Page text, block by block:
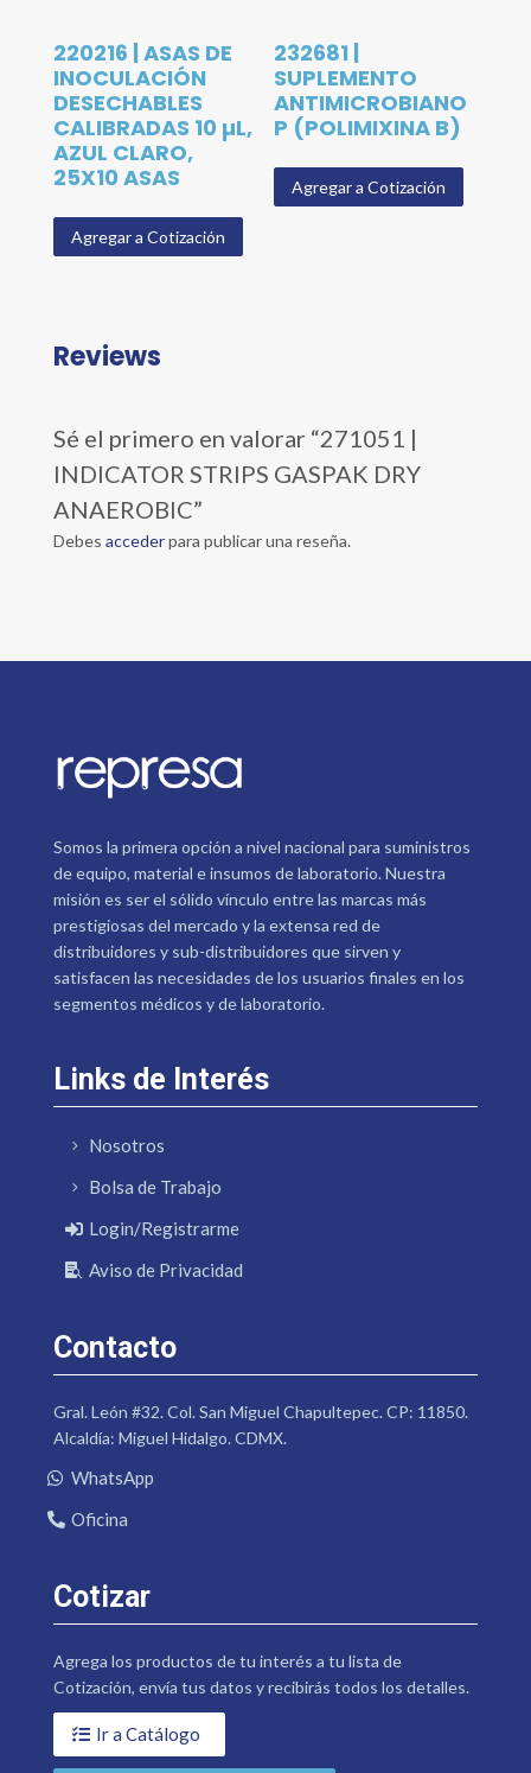
220216 | ASAS DE
INOCULACIÓN
DESECHABLES
CALIBRADAS 10 µL,
AZUL CLARO,
25X10 ASAS
Agregar a Cotización
232681 |
SUPLEMENTO
ANTIMICROBIANO
P (POLIMIXINA B)
Agregar a Cotización
Reviews
Sé el primero en valorar “271051 |
INDICATOR STRIPS GASPAK DRY
ANAEROBIC”
Debes accederpara publicar una reseña.
Somos la primera opción a nivel nacional para suministros
de equipo, material e insumos de laboratorio. Nuestra
misión es ser el sólido vínculo entre las marcas más
prestigiosas del mercado y la extensa red de
distribuidores y sub-distribuidores que sirven y
satisfacen las necesidades de los usuarios finales en los
segmentos médicos y de laboratorio.
Links de Interés
Nosotros
Bolsa de Trabajo
Login/Registrarme
Aviso de Privacidad
Contacto
Gral. León #32. Col. San Miguel Chapultepec. CP: 11850.
Alcaldía: Miguel Hidalgo. CDMX.
WhatsApp
Oficina
Cotizar
Agrega los productos de tu interés a tu lista de
Cotización, envía tus datos y recibirás todos los detalles.
Ir a Catálogo